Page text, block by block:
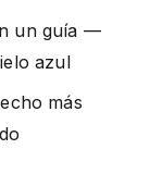
un guía —
azul
más